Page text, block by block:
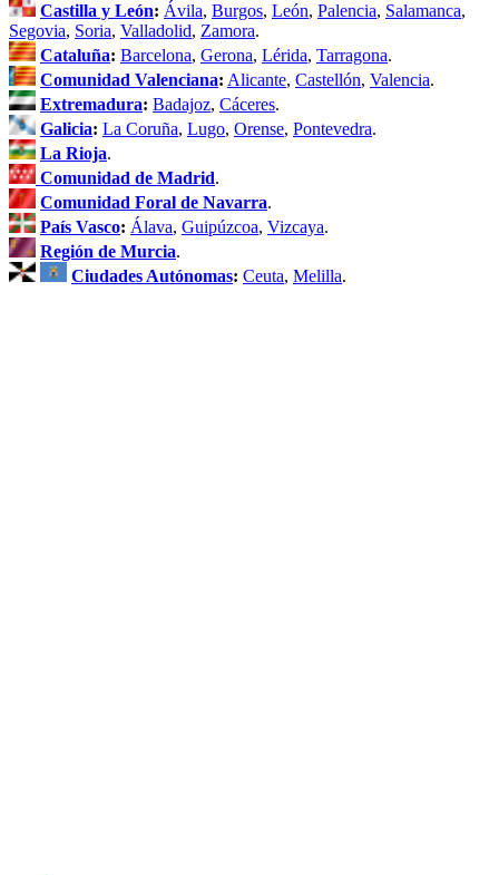
Castilla y León: Ávila, Burgos, León, Palencia, Salamanca,
Segovia, Soria, Valladolid, Zamora.
Cataluña: Barcelona, Gerona, Lérida, Tarragona.
Comunidad Valenciana: Alicante, Castellón, Valencia.
Extremadura: Badajoz, Cáceres.
Galicia: La Coruña, Lugo, Orense, Pontevedra.
La Rioja.
Comunidad de Madrid.
Comunidad Foral de Navarra.
País Vasco: Álava, Guipúzcoa, Vizcaya.
Región de Murcia.
Ciudades Autónomas: Ceuta, Melilla.